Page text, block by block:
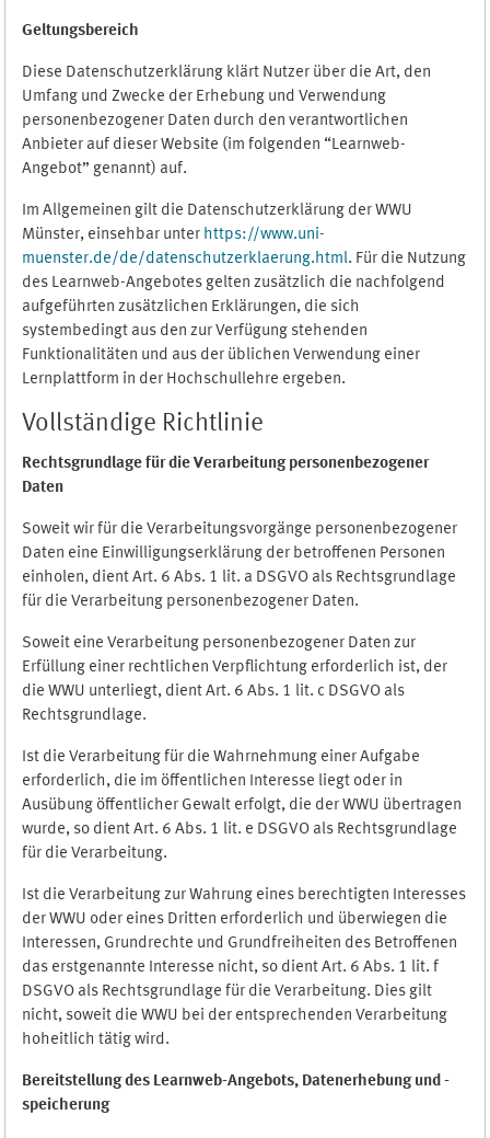
Geltungsbereich
Diese Datenschutzerklärung klärt Nutzer über die Art, den
Umfang und Zwecke der Erhebung und Verwendung
personenbezogener Daten durch den verantwortlichen
Anbieter auf dieser Website (im folgenden “Learnweb-
Angebot” genannt) auf.
Im Allgemeinen gilt die Datenschutzerklärung der WWU
Münster, einsehbar unter https://www.uni-
muenster.de/de/datenschutzerklaerung.html. Für die Nutzung
des Learnweb-Angebotes gelten zusätzlich die nachfolgend
aufgeführten zusätzlichen Erklärungen, die sich
systembedingt aus den zur Verfügung stehenden
Funktionalitäten und aus der üblichen Verwendung einer
Lernplattform in der Hochschullehre ergeben.
Vollständige Richtlinie
Rechtsgrundlage für die Verarbeitung personenbezogener
Daten
Soweit wir für die Verarbeitungsvorgänge personenbezogener
Daten eine Einwilligungserklärung der betroffenen Personen
einholen, dient Art. 6 Abs. 1 lit. a DSGVO als Rechtsgrundlage
für die Verarbeitung personenbezogener Daten.
Soweit eine Verarbeitung personenbezogener Daten zur
Erfüllung einer rechtlichen Verpflichtung erforderlich ist, der
die WWU unterliegt, dient Art. 6 Abs. 1 lit. c DSGVO als
Rechtsgrundlage.
Ist die Verarbeitung für die Wahrnehmung einer Aufgabe
erforderlich, die im öffentlichen Interesse liegt oder in
Ausübung öffentlicher Gewalt erfolgt, die der WWU übertragen
wurde, so dient Art. 6 Abs. 1 lit. e DSGVO als Rechtsgrundlage
für die Verarbeitung.
Ist die Verarbeitung zur Wahrung eines berechtigten Interesses
der WWU oder eines Dritten erforderlich und überwiegen die
Interessen, Grundrechte und Grundfreiheiten des Betroffenen
das erstgenannte Interesse nicht, so dient Art. 6 Abs. 1 lit. f
DSGVO als Rechtsgrundlage für die Verarbeitung. Dies gilt
nicht, soweit die WWU bei der entsprechenden Verarbeitung
hoheitlich tätig wird.
Bereitstellung des Learnweb-Angebots, Datenerhebung und -
speicherung